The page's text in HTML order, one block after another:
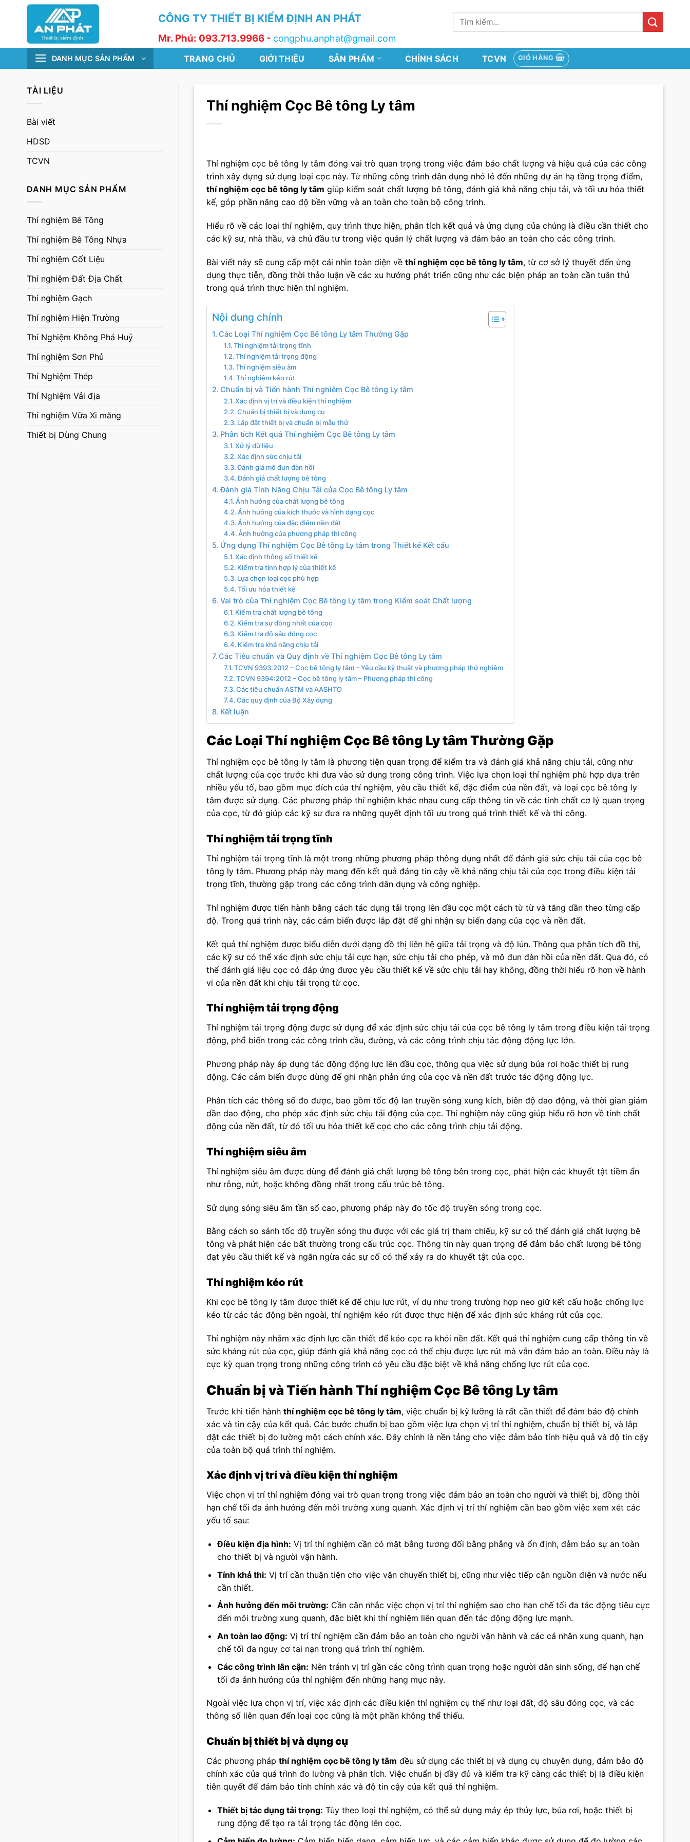
CÔNG TY THIẾT BỊ KIỂM ĐỊNH AN PHÁT
Mr. Phú: 093.713.9966 - congphu.anphat@gmail.com
Tìm
kiếm:
DANH MỤC SẢN PHẨM TRANG CHỦ GIỚI THIỆU SẢN PHẨM CHÍNH SÁCH TCVN GIỎ HÀNG
TÀI LIỆU
Bài viết
HDSD
TCVN
DANH MỤC SẢN PHẨM
Thí nghiệm Bê Tông
Thí nghiệm Bê Tông Nhựa
Thí nghiệm Cốt Liệu
Thí nghiệm Đất Địa Chất
Thí nghiệm Gạch
Thí nghiệm Hiện Trường
Thí Nghiệm Không Phá Huỷ
Thí nghiệm Sơn Phủ
Thí Nghiệm Thép
Thí Nghiệm Vải địa
Thí nghiệm Vữa Xi măng
Thiết bị Dùng Chung
Thí nghiệm Cọc Bê tông Ly tâm
Thí nghiệm cọc bê tông ly tâm đóng vai trò quan trọng trong việc đảm bảo chất lượng và hiệu quả của các công
trình xây dựng sử dụng loại cọc này. Từ những công trình dân dụng nhỏ lẻ đến những dự án hạ tầng trọng điểm,
thí nghiệm cọc bê tông ly tâm giúp kiểm soát chất lượng bê tông, đánh giá khả năng chịu tải, và tối ưu hóa thiết
kế, góp phần nâng cao độ bền vững và an toàn cho toàn bộ công trình.
Hiểu rõ về các loại thí nghiệm, quy trình thực hiện, phân tích kết quả và ứng dụng của chúng là điều cần thiết cho
các kỹ sư, nhà thầu, và chủ đầu tư trong việc quản lý chất lượng và đảm bảo an toàn cho các công trình.
Bài viết này sẽ cung cấp một cái nhìn toàn diện về thí nghiệm cọc bê tông ly tâm, từ cơ sở lý thuyết đến ứng
dụng thực tiễn, đồng thời thảo luận về các xu hướng phát triển cũng như các biện pháp an toàn cần tuân thủ
trong quá trình thực hiện thí nghiệm.
Nội dung chính
Các Loại Thí nghiệm Cọc Bê tông Ly tâm Thường Gặp
Thí nghiệm tải trọng tĩnh
Thí nghiệm tải trọng động
Thí nghiệm siêu âm
Thí nghiệm kéo rút
Chuẩn bị và Tiến hành Thí nghiệm Cọc Bê tông Ly tâm
Xác định vị trí và điều kiện thí nghiệm
Chuẩn bị thiết bị và dụng cụ
Lắp đặt thiết bị và chuẩn bị mẫu thử
Phân tích Kết quả Thí nghiệm Cọc Bê tông Ly tâm
Xử lý dữ liệu
Xác định sức chịu tải
Đánh giá mô đun đàn hồi
Đánh giá chất lượng bê tông
Đánh giá Tính Năng Chịu Tải của Cọc Bê tông Ly tâm
Ảnh hưởng của chất lượng bê tông
Ảnh hưởng của kích thước và hình dạng cọc
Ảnh hưởng của đặc điểm nền đất
Ảnh hưởng của phương pháp thi công
Ứng dụng Thí nghiệm Cọc Bê tông Ly tâm trong Thiết kế Kết cấu
Xác định thông số thiết kế
Kiểm tra tính hợp lý của thiết kế
Lựa chọn loại cọc phù hợp
Tối ưu hóa thiết kế
Vai trò của Thí nghiệm Cọc Bê tông Ly tâm trong Kiểm soát Chất lượng
Kiểm tra chất lượng bê tông
Kiểm tra sự đồng nhất của cọc
Kiểm tra độ sâu đóng cọc
Kiểm tra khả năng chịu tải
Các Tiêu chuẩn và Quy định về Thí nghiệm Cọc Bê tông Ly tâm
TCVN 9393:2012 – Cọc bê tông ly tâm – Yêu cầu kỹ thuật và phương pháp thử nghiệm
TCVN 9394:2012 – Cọc bê tông ly tâm – Phương pháp thi công
Các tiêu chuẩn ASTM và AASHTO
Các quy định của Bộ Xây dựng
Kết luận
Các Loại Thí nghiệm Cọc Bê tông Ly tâm Thường Gặp
Thí nghiệm cọc bê tông ly tâm là phương tiện quan trọng để kiểm tra và đánh giá khả năng chịu tải, cũng như
chất lượng của cọc trước khi đưa vào sử dụng trong công trình. Việc lựa chọn loại thí nghiệm phù hợp dựa trên
nhiều yếu tố, bao gồm mục đích của thí nghiệm, yêu cầu thiết kế, đặc điểm của nền đất, và loại cọc bê tông ly
tâm được sử dụng. Các phương pháp thí nghiệm khác nhau cung cấp thông tin về các tính chất cơ lý quan trọng
của cọc, từ đó giúp các kỹ sư đưa ra những quyết định tối ưu trong quá trình thiết kế và thi công.
Thí nghiệm tải trọng tĩnh
Thí nghiệm tải trọng tĩnh là một trong những phương pháp thông dụng nhất để đánh giá sức chịu tải của cọc bê
tông ly tâm. Phương pháp này mang đến kết quả đáng tin cậy về khả năng chịu tải của cọc trong điều kiện tải
trọng tĩnh, thường gặp trong các công trình dân dụng và công nghiệp.
Thí nghiệm được tiến hành bằng cách tác dụng tải trọng lên đầu cọc một cách từ từ và tăng dần theo từng cấp
độ. Trong quá trình này, các cảm biến được lắp đặt để ghi nhận sự biến dạng của cọc và nền đất.
Kết quả thí nghiệm được biểu diễn dưới dạng đồ thị liên hệ giữa tải trọng và độ lún. Thông qua phân tích đồ thị,
các kỹ sư có thể xác định sức chịu tải cực hạn, sức chịu tải cho phép, và mô đun đàn hồi của nền đất. Qua đó, có
thể đánh giá liệu cọc có đáp ứng được yêu cầu thiết kế về sức chịu tải hay không, đồng thời hiểu rõ hơn về hành
vi của nền đất khi chịu tải trọng từ cọc.
Thí nghiệm tải trọng động
Thí nghiệm tải trọng động được sử dụng để xác định sức chịu tải của cọc bê tông ly tâm trong điều kiện tải trọng
động, phổ biến trong các công trình cầu, đường, và các công trình chịu tác động động lực lớn.
Phương pháp này áp dụng tác động động lực lên đầu cọc, thông qua việc sử dụng búa rơi hoặc thiết bị rung
động. Các cảm biến được dùng để ghi nhận phản ứng của cọc và nền đất trước tác động động lực.
Phân tích các thông số đo được, bao gồm tốc độ lan truyền sóng xung kích, biên độ dao động, và thời gian giảm
dần dao động, cho phép xác định sức chịu tải động của cọc. Thí nghiệm này cũng giúp hiểu rõ hơn về tính chất
động của nền đất, từ đó tối ưu hóa thiết kế cọc cho các công trình chịu tải động.
Thí nghiệm siêu âm
Thí nghiệm siêu âm được dùng để đánh giá chất lượng bê tông bên trong cọc, phát hiện các khuyết tật tiềm ẩn
như rỗng, nứt, hoặc không đồng nhất trong cấu trúc bê tông.
Sử dụng sóng siêu âm tần số cao, phương pháp này đo tốc độ truyền sóng trong cọc.
Bằng cách so sánh tốc độ truyền sóng thu được với các giá trị tham chiếu, kỹ sư có thể đánh giá chất lượng bê
tông và phát hiện các bất thường trong cấu trúc cọc. Thông tin này quan trọng để đảm bảo chất lượng bê tông
đạt yêu cầu thiết kế và ngăn ngừa các sự cố có thể xảy ra do khuyết tật của cọc.
Thí nghiệm kéo rút
Khi cọc bê tông ly tâm được thiết kế để chịu lực rút, ví dụ như trong trường hợp neo giữ kết cấu hoặc chống lực
kéo từ các tác động bên ngoài, thí nghiệm kéo rút được thực hiện để xác định sức kháng rút của cọc.
Thí nghiệm này nhằm xác định lực cần thiết để kéo cọc ra khỏi nền đất. Kết quả thí nghiệm cung cấp thông tin về
sức kháng rút của cọc, giúp đánh giá khả năng cọc có thể chịu được lực rút mà vẫn đảm bảo an toàn. Điều này là
cực kỳ quan trọng trong những công trình có yêu cầu đặc biệt về khả năng chống lực rút của cọc.
Chuẩn bị và Tiến hành Thí nghiệm Cọc Bê tông Ly tâm
Trước khi tiến hành thí nghiệm cọc bê tông ly tâm, việc chuẩn bị kỹ lưỡng là rất cần thiết để đảm bảo độ chính
xác và tin cậy của kết quả. Các bước chuẩn bị bao gồm việc lựa chọn vị trí thí nghiệm, chuẩn bị thiết bị, và lắp
đặt các thiết bị đo lường một cách chính xác. Đây chính là nền tảng cho việc đảm bảo tính hiệu quả và độ tin cậy
của toàn bộ quá trình thí nghiệm.
Xác định vị trí và điều kiện thí nghiệm
Việc chọn vị trí thí nghiệm đóng vai trò quan trọng trong việc đảm bảo an toàn cho người và thiết bị, đồng thời
hạn chế tối đa ảnh hưởng đến môi trường xung quanh. Xác định vị trí thí nghiệm cần bao gồm việc xem xét các
yếu tố sau:
Điều kiện địa hình: Vị trí thí nghiệm cần có mặt bằng tương đối bằng phẳng và ổn định, đảm bảo sự an toàn
cho thiết bị và người vận hành.
Tính khả thi: Vị trí cần thuận tiện cho việc vận chuyển thiết bị, cũng như việc tiếp cận nguồn điện và nước nếu
cần thiết.
Ảnh hưởng đến môi trường: Cần cân nhắc việc chọn vị trí thí nghiệm sao cho hạn chế tối đa tác động tiêu cực
đến môi trường xung quanh, đặc biệt khi thí nghiệm liên quan đến tác động động lực mạnh.
An toàn lao động: Vị trí thí nghiệm cần đảm bảo an toàn cho người vận hành và các cá nhân xung quanh, hạn
chế tối đa nguy cơ tai nạn trong quá trình thí nghiệm.
Các công trình lân cận: Nên tránh vị trí gần các công trình quan trọng hoặc người dân sinh sống, để hạn chế
tối đa ảnh hưởng của thí nghiệm đến những hạng mục này.
Ngoài việc lựa chọn vị trí, việc xác định các điều kiện thí nghiệm cụ thể như loại đất, độ sâu đóng cọc, và các
thông số liên quan đến loại cọc cũng là một phần không thể thiếu.
Chuẩn bị thiết bị và dụng cụ
Các phương pháp thí nghiệm cọc bê tông ly tâm đều sử dụng các thiết bị và dụng cụ chuyên dụng, đảm bảo độ
chính xác của quá trình đo lường và phân tích. Việc chuẩn bị đầy đủ và kiểm tra kỹ càng các thiết bị là điều kiện
tiên quyết để đảm bảo tính chính xác và độ tin cậy của kết quả thí nghiệm.
Thiết bị tác dụng tải trọng: Tùy theo loại thí nghiệm, có thể sử dụng máy ép thủy lực, búa rơi, hoặc thiết bị
rung động để tạo ra tải trọng tác động lên cọc.